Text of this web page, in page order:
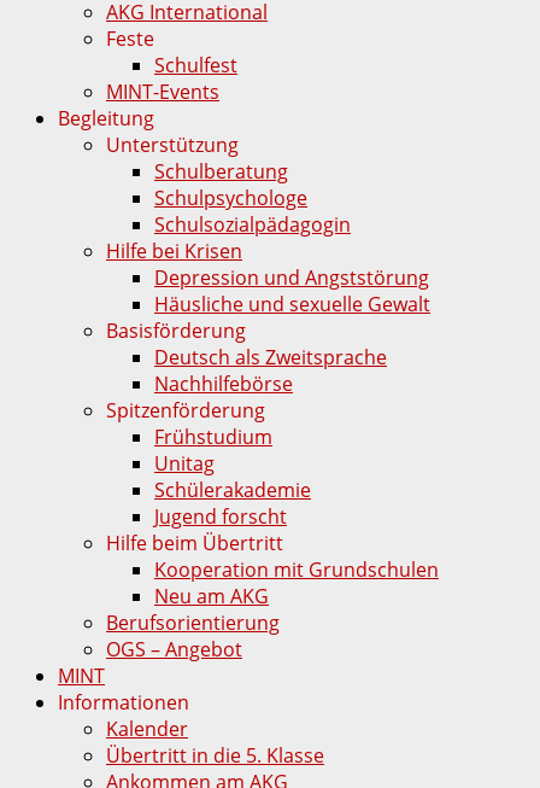
AKG International
Feste
Schulfest
MINT-Events
Begleitung
Unterstützung
Schulberatung
Schulpsychologe
Schulsozialpädagogin
Hilfe bei Krisen
Depression und Angststörung
Häusliche und sexuelle Gewalt
Basisförderung
Deutsch als Zweitsprache
Nachhilfebörse
Spitzenförderung
Frühstudium
Unitag
Schülerakademie
Jugend forscht
Hilfe beim Übertritt
Kooperation mit Grundschulen
Neu am AKG
Berufsorientierung
OGS – Angebot
MINT
Informationen
Kalender
Übertritt in die 5. Klasse
Ankommen am AKG